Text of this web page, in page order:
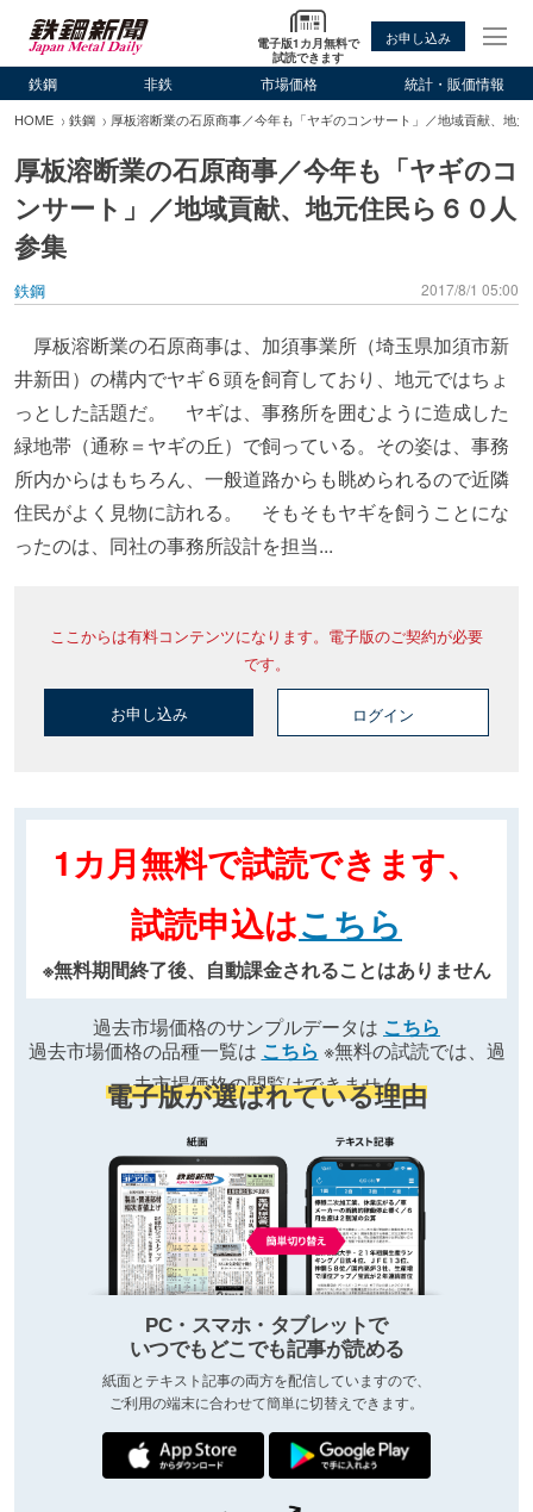
電子版1カ月無料で
試読できます
お申し込み
鉄鋼 非鉄 市場価格 統計・販価情報
HOME 鉄鋼 厚板溶断業の石原商事／今年も「ヤギのコンサート」／地域貢献、地
厚板溶断業の石原商事／今年も「ヤギのコ
ンサート」／地域貢献、地元住民ら６０人
参集
鉄鋼 2017/8/1 05:00
厚板溶断業の石原商事は、加須事業所（埼玉県加須市新
井新田）の構内でヤギ６頭を飼育しており、地元ではちょ
っとした話題だ。 ヤギは、事務所を囲むように造成した
緑地帯（通称＝ヤギの丘）で飼っている。その姿は、事務
所内からはもちろん、一般道路からも眺められるので近隣
住民がよく見物に訪れる。 そもそもヤギを飼うことにな
ったのは、同社の事務所設計を担当...
ここからは有料コンテンツになります。電子版のご契約が必要
です。
お申し込み ログイン
1カ月無料で試読できます、
試読申込はこちら
※無料期間終了後、自動課金されることはありません
過去市場価格のサンプルデータは こちら
過去市場価格の品種一覧は こちら ※無料の試読では、過
去市場価格の閲覧はできません
電子版が選ばれている理由
PC・スマホ・タブレットで
いつでもどこでも記事が読める
紙面とテキスト記事の両方を配信していますので、
ご利用の端末に合わせて簡単に切替えできます。